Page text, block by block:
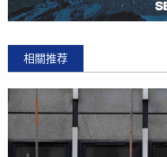
相關推荐